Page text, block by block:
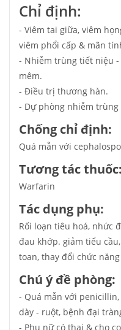
Chỉ định:
- Viêm tai giữa, viêm
viêm phổi cấp & mãn
- Nhiễm trùng tiết niệu
mêm.
- Điều trị thương hàn.
- Dự phòng nhiễm
Chống chỉ định:
Quá mẫn với
Tương tác thuốc:
Warfarin
Tác dụng phụ:
Rối loạn tiêu hoá, nhức
đau khớp. giảm tiểu
toan, thay đổi chức
Chú ý đề phòng:
- Quá mẫn với
dày - ruột, bệnh đại
- Phụ nữ có thai & cho